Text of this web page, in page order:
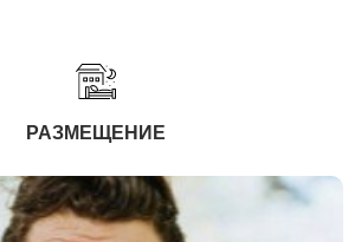
РАЗМЕЩЕНИЕ